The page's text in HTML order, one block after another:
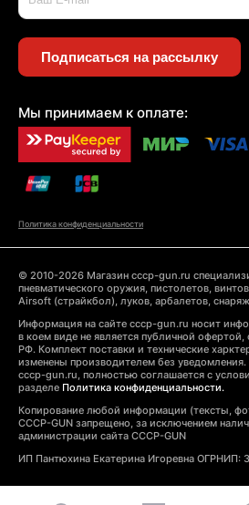
Подписаться на рассылку
Мы принимаем к оплате:
Политика конфиденциальности
© 2010-2026 Магазин cccp-gun.ru
пневматического оружия, пистолетов,
Airsoft (страйкбол), луков, арбалетов,
Информация на сайте cccp-gun.ru носит
в коем виде не является публичной офертой,
РФ. Комплект поставки и технические
изменены производителем без уведомления.
cccp-gun.ru, полностью соглашается с
разделе Политика конфиденциальности.
Копирование любой информации (тексты,
CCCP-GUN запрещено, за исключением
администрации сайта CCCP-GUN
ИП Пантюхина Екатерина Игоревна ОГРНИП: